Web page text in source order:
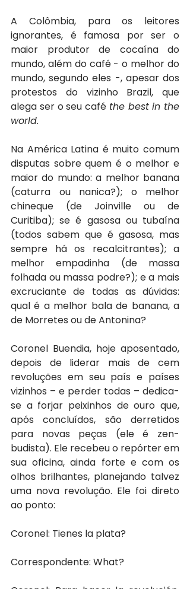
A Colômbia, para os leitores
ignorantes, é famosa por ser o
maior produtor de cocaína do
mundo, além do café - o melhor do
mundo, segundo eles -, apesar dos
protestos do vizinho Brazil, que
alega ser o seu café the best in the
world.
Na América Latina é muito comum
disputas sobre quem é o melhor e
maior do mundo: a melhor banana
(caturra ou nanica?); o melhor
chineque (de Joinville ou de
Curitiba); se é gasosa ou tubaína
(todos sabem que é gasosa, mas
sempre há os recalcitrantes); a
melhor empadinha (de massa
folhada ou massa podre?); e a mais
excruciante de todas as dúvidas:
qual é a melhor bala de banana, a
de Morretes ou de Antonina?
Coronel Buendia, hoje aposentado,
depois de liderar mais de cem
revoluções em seu país e países
vizinhos – e perder todas – dedica-
se a forjar peixinhos de ouro que,
após concluídos, são derretidos
para novas peças (ele é zen-
budista). Ele recebeu o repórter em
sua oficina, ainda forte e com os
olhos brilhantes, planejando talvez
uma nova revolução. Ele foi direto
ao ponto:
Coronel: Tienes la plata?
Correspondente: What?